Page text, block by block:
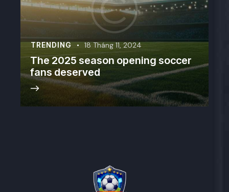
TRENDING 18 Tháng 11, 2024
The 2025 season opening soccer
fans deserved